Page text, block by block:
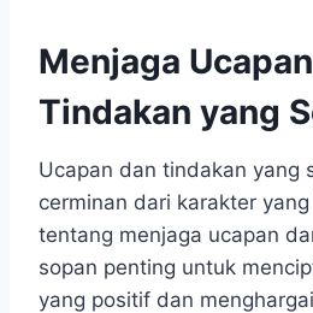
Menjaga
Tindakan yang
Ucapan dan tindakan yang
cerminan dari karakter
tentang menjaga ucapan
sopan penting untuk
yang positif dan